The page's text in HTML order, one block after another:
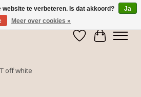
Verlanglijst
off white
website te verbeteren. Is dat akkoord?
Ja
Meer over cookies »